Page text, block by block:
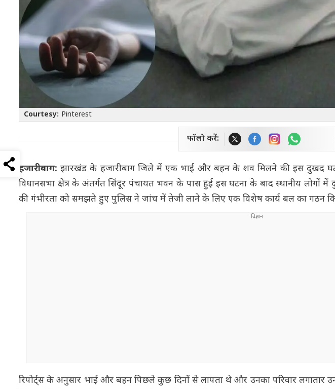
Courtesy: Pinterest
फॉलो करें:
हजारीबाग:झारखंड के हजारीबाग जिले में एक भाई और बहन के शव मिलने की इस दुखद
विधानसभा क्षेत्र के अंतर्गत सिंदूर पंचायत भवन के पास हुई इस घटना के बाद स्थानीय लोगों
की गंभीरता को समझते हुए पुलिस ने जांच में तेजी लाने के लिए एक विशेष कार्य बल का गठन
रिपोर्ट्स के अनुसार भाई और बहन पिछले कुछ दिनों से लापता थे और उनका परिवार लगातार